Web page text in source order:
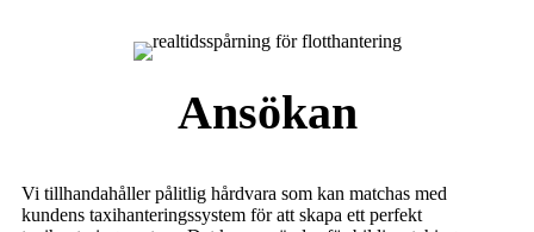
Ansökan
Vi tillhandahåller pålitlig hårdvara som kan matchas med
kundens taxihanteringssystem för att skapa ett perfekt